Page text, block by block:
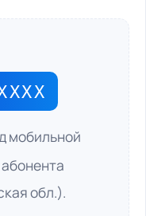
мобильной
обл.).